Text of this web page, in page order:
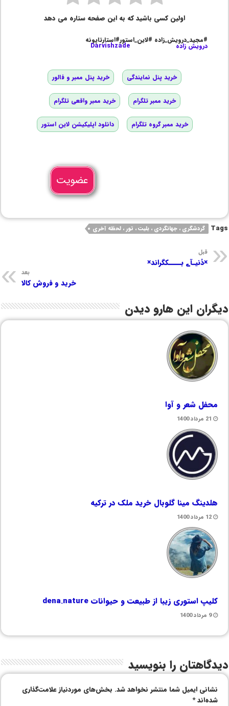
اولین کسی باشید که به این صفحه ستاره می دهد
#مجید_درویش_زاده #لاین_استور#استارتاپونه
درویش زاده Darvishzade
خرید پنل نمایندگی خرید پنل ممبر و فالور
خرید ممبر تلگرام خرید ممبر واقعی تلگرام
خرید ممبر گروه تلگرام دانلود اپلیکیشن لاین استور
عضویت
Tags گردشگری ، جهانگردی ، بلیت ، تور ، لحظه آخری
قبل
×دُنیـآے بــــکگراند×
بعد
خرید و فروش کالا
دیگران این هارو دیدن
محفل شعر و آوا
21 مرداد 1400
هلدینگ مینا گلوبال خرید ملک در ترکیه
12 مرداد 1400
کلیپ استوری زیبا از طبیعت‌ و حیوانات dena.nature
9 مرداد 1400
دیدگاهتان را بنویسید
نشانی ایمیل شما منتشر نخواهد شد. بخش‌های موردنیاز علامت‌گذاری
شده‌اند*